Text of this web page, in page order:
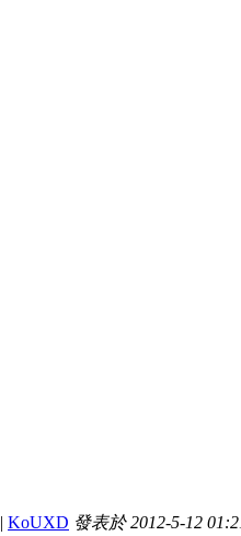
| KoUXD 發表於 2012-5-12